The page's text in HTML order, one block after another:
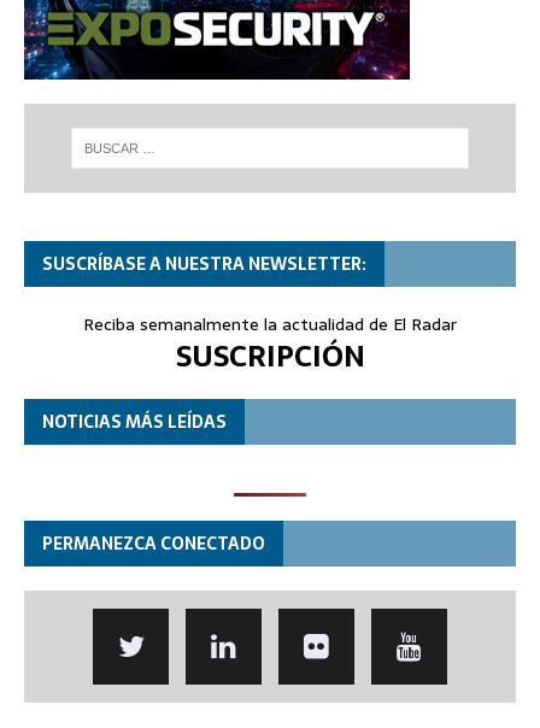
SUSCRÍBASE A NUESTRA NEWSLETTER:
Reciba semanalmente la actualidad de El Radar
SUSCRIPCIÓN
NOTICIAS MÁS LEÍDAS
PERMANEZCA CONECTADO